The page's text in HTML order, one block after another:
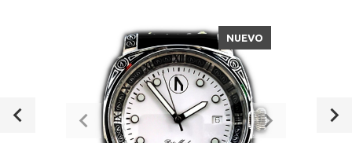
NUEVO